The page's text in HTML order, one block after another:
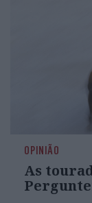
OPINIÃO
As